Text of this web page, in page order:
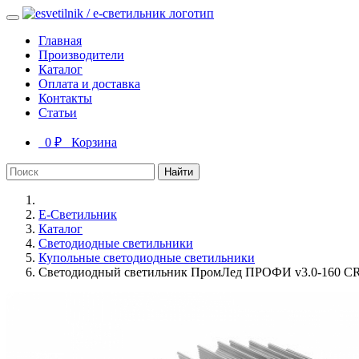
Главная
Производители
Каталог
Оплата и доставка
Контакты
Статьи
0 ₽ Корзина
Найти
Е-Светильник
Каталог
Светодиодные светильники
Купольные светодиодные светильники
Светодиодный светильник ПромЛед ПРОФИ v3.0-160